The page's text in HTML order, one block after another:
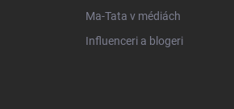
Ma-Tata v médiách
Influenceri a blogeri